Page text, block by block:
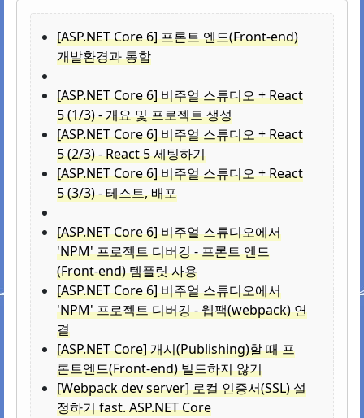
[ASP.NET Core 6] 프론트 엔드(Front-end)
개발환경과 통합
[ASP.NET Core 6] 비주얼 스튜디오 + React
5 (1/3) - 개요 및 프로젝트 생성
[ASP.NET Core 6] 비주얼 스튜디오 + React
5 (2/3) - React 5 세팅하기
[ASP.NET Core 6] 비주얼 스튜디오 + React
5 (3/3) - 테스트, 배포
[ASP.NET Core 6] 비주얼 스튜디오에서
'NPM' 프로젝트 디버깅 - 프론트 엔드
(Front-end) 템플릿 사용
[ASP.NET Core 6] 비주얼 스튜디오에서
'NPM' 프로젝트 디버깅 - 웹팩(webpack) 연
결
[ASP.NET Core] 개시(Publishing)할 때 프
론트엔드(Front-end) 빌드하지 않기
[Webpack dev server] 로컬 인증서(SSL) 설
정하기 fast. ASP.NET Core